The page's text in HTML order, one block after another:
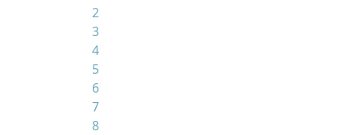
2
3
4
5
6
7
8